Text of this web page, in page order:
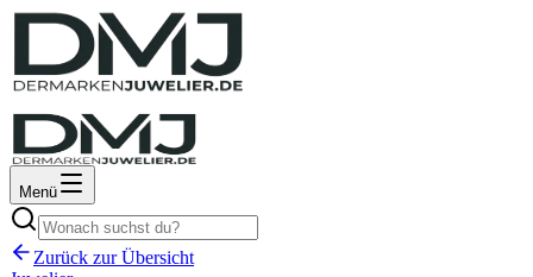
Menü
Zurück zur Übersicht